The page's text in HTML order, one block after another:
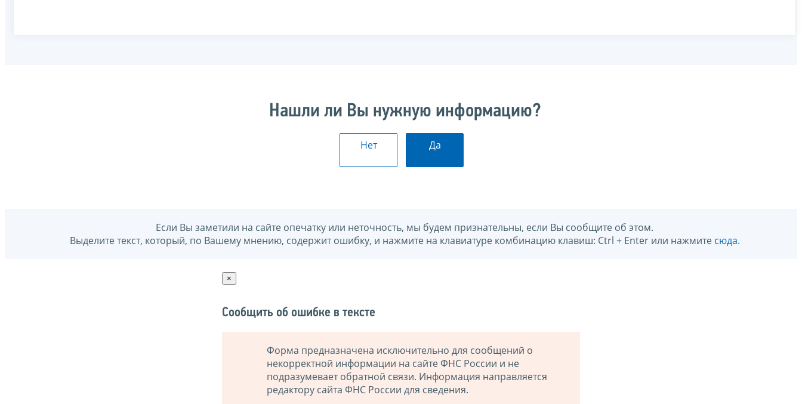
Нашли ли Вы нужную информацию?
Нет Да
Если Вы заметили на сайте опечатку или неточность, мы будем признательны, если Вы сообщите об этом.
Выделите текст, который, по Вашему мнению, содержит ошибку, и нажмите на клавиатуре комбинацию клавиш: Ctrl + Enter или нажмите сюда.
×
Сообщить об ошибке в тексте
Форма предназначена исключительно для сообщений о
некорректной информации на сайте ФНС России и не
подразумевает обратной связи. Информация направляется
редактору сайта ФНС России для сведения.